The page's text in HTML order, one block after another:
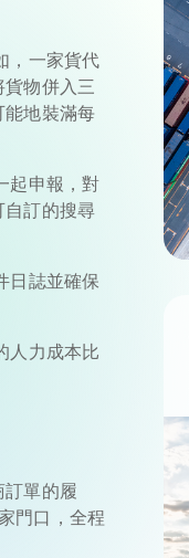
，一家貨代
物併入三
能地裝滿每
起申報，對
自訂的搜尋
日誌並確保
人力成本比
訂單的履
門口，全程